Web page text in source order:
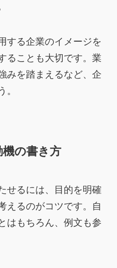
する企業のイメージを
ることも大切です。業
みを踏まえるなど、企
。
の書き方
せるには、目的を明確
えるのがコツです。自
はもちろん、例文も参